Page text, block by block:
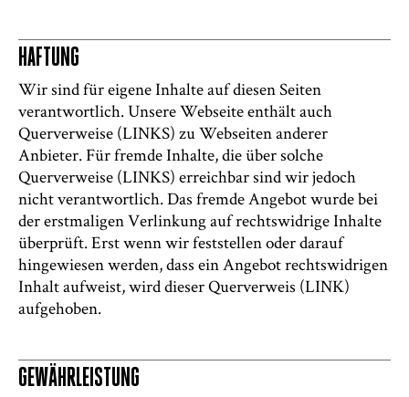
HAFTUNG
Wir sind für eigene Inhalte auf diesen Seiten
verantwortlich. Unsere Webseite enthält auch
Querverweise (LINKS) zu Webseiten anderer
Anbieter. Für fremde Inhalte, die über solche
Querverweise (LINKS) erreichbar sind wir jedoch
nicht verantwortlich. Das fremde Angebot wurde bei
der erstmaligen Verlinkung auf rechtswidrige Inhalte
überprüft. Erst wenn wir feststellen oder darauf
hingewiesen werden, dass ein Angebot rechtswidrigen
Inhalt aufweist, wird dieser Querverweis (LINK)
aufgehoben.
GEWÄHRLEISTUNG